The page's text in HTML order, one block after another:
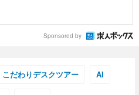
Sponsored by
こだわりデスクツアー AI